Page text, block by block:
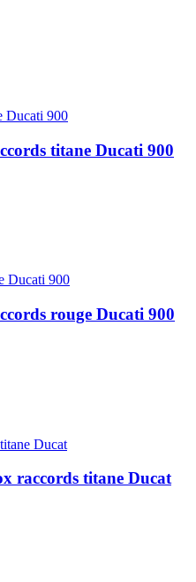
titane Ducati 900
rouge Ducati 900
raccords titane Ducat